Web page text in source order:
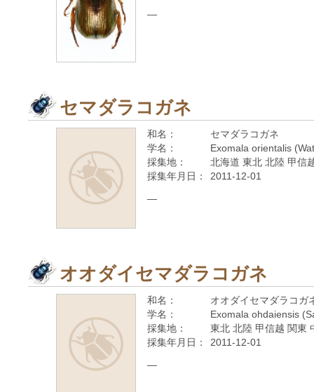
—
セマダラコガネ
和名：
セマダラコガネ
学名：
Exomala orientalis
採集地：
北海道 東北 北陸 甲信
採集年月日：
2011-12-01
—
オオダイセマダラコガネ
和名：
オオダイセマダラコガ
学名：
Exomala ohdaiensis
採集地：
東北 北陸 甲信越 関東
採集年月日：
2011-12-01
—